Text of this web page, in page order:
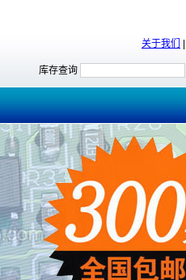
关于我们
库存查询